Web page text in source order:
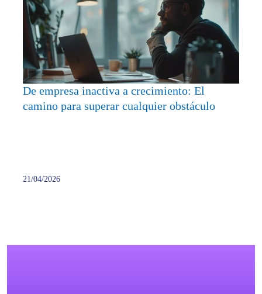
De empresa inactiva a crecimiento: El
camino para superar cualquier obstáculo
21/04/2026